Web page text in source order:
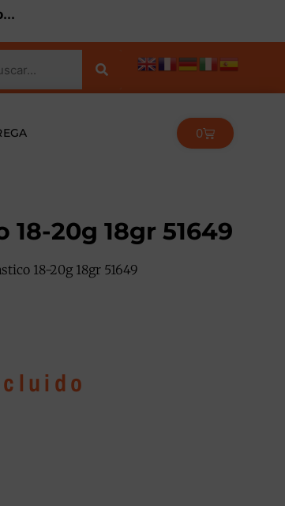
0
20g 18gr 51649
18-20g 18gr 51649